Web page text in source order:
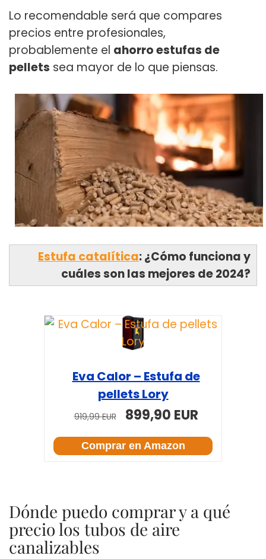
Lo recomendable será que compares
precios entre profesionales,
probablemente el ahorro estufas de
pellets sea mayor de lo que piensas.
Estufa catalítica: ¿Cómo funciona y
cuáles son las mejores de 2024?
Eva Calor – Estufa de
pellets Lory
919,99 EUR 899,90 EUR
Comprar en Amazon
Dónde puedo comprar y a qué
precio los tubos de aire
canalizables